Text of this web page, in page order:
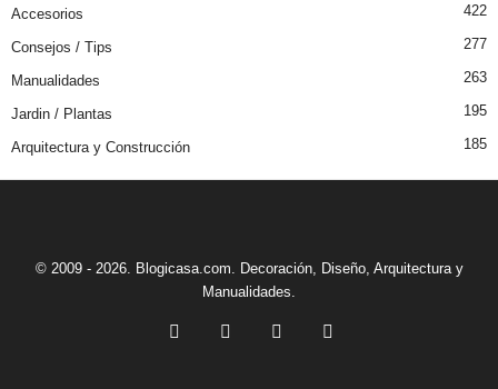
Accesorios 422
Consejos / Tips 277
Manualidades 263
Jardin / Plantas 195
Arquitectura y Construcción 185
© 2009 - 2026. Blogicasa.com. Decoración, Diseño, Arquitectura y
Manualidades.